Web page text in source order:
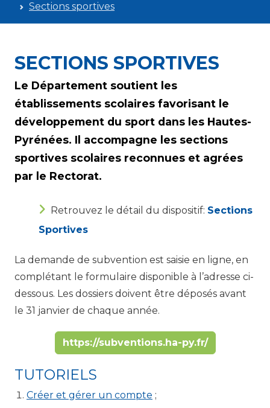
Sections sportives
SECTIONS SPORTIVES
Le Département soutient les
établissements scolaires favorisant le
développement du sport dans les Hautes-
Pyrénées. Il accompagne les sections
sportives scolaires reconnues et agrées
par le Rectorat.
Retrouvez le détail du dispositif: Sections
Sportives
La demande de subvention est saisie en ligne, en
complétant le formulaire disponible à l’adresse ci-
dessous. Les dossiers doivent être déposés avant
le 31 janvier de chaque année.
https://subventions.ha-py.fr/
TUTORIELS
Créer et gérer un compte ;